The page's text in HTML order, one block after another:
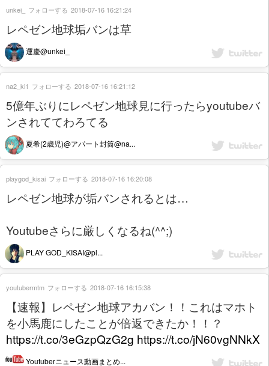
レペゼン地球垢バンは草
運慶@unkei_
unkei_ フォローする 2018-07-16 16:21:24
5億年ぶりにレペゼン地球見に行ったらyoutubeバ
ンされててわろてる
夏希(2歳児)@アパート封筒@na...
na2_ki1 フォローする 2018-07-16 16:21:12
レペゼン地球が垢バンされるとは…
Youtubeさらに厳しくなるね(^^;)
PLAY GOD_KISAI@pl...
playgod_kisai フォローする 2018-07-16 16:20:08
【速報】レペゼン地球アカバン！！これはマホト
を小馬鹿にしたことが倍返できたか！！？
https://t.co/3eGzpQzG2g https://t.co/jN60vgNNkX
Youtuberニュース動画まとめ...
youtubermtm フォローする 2018-07-16 16:15:38